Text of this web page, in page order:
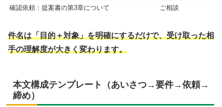
確認依頼：提案書の第3章について
ご相談
件名は「目的＋対象」を明確にするだけで、受け取った相
手の理解度が大きく変わります。
本文構成テンプレート（あいさつ→要件→依頼→
締め）